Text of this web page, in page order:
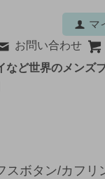
マ
お問い合わせ
など世界のメンズ
スボタン/カフリ